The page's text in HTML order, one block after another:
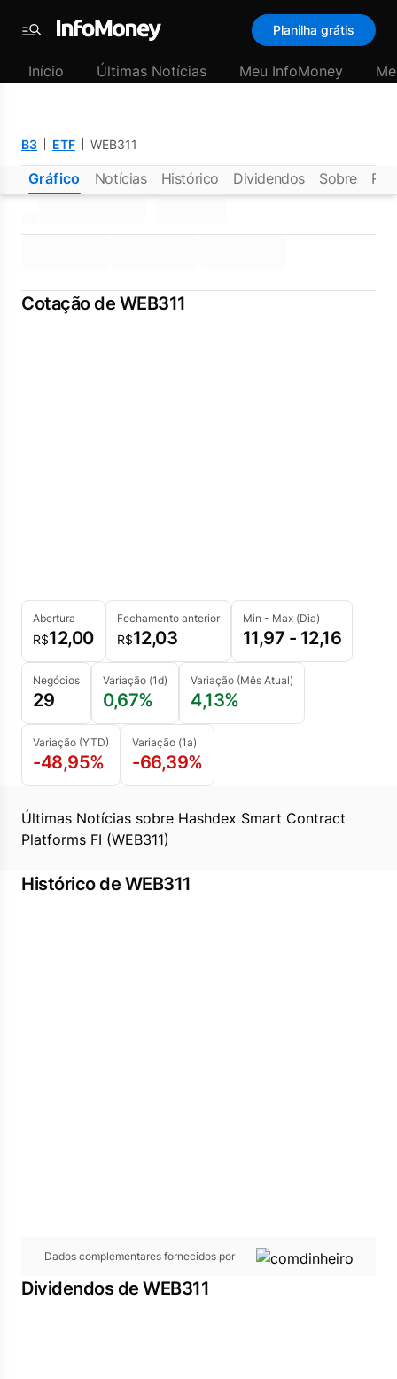
Menu
Planilha grátis
Início Últimas Notícias Meu InfoMoney
B3 ETF WEB311
Gráfico Notícias Histórico Dividendos Sobre
Cotação de WEB311
Abertura
R$12,00
Fechamento anterior
R$12,03
Min - Max (Dia)
11,97 - 12,16
Negócios
29
Variação (1d)
0,67%
Variação (Mês Atual)
4,13%
Variação (YTD)
-48,95%
Variação (1a)
-66,39%
Últimas Notícias sobre Hashdex Smart Contract
Platforms FI (WEB311)
Histórico de WEB311
Dados complementares fornecidos por
Dividendos de WEB311